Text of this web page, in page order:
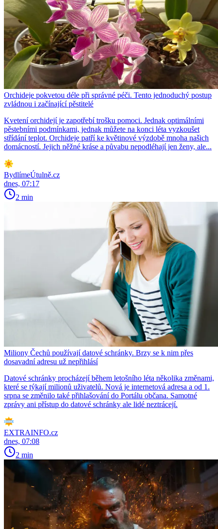
Orchideje pokvetou déle při správné péči. Tento jednoduchý postup
zvládnou i začínající pěstitelé
Kvetení orchidejí je zapotřebí trošku pomoci. Jednak optimálními
pěstebními podmínkami, jednak můžete na konci léta vyzkoušet
střídání teplot. Orchideje patří ke květinové výzdobě mnoha našich
domácností. Jejich něžné kráse a půvabu nepodléhají jen ženy, ale...
BydlímeÚtulně.cz
dnes, 07:17
2 min
Miliony Čechů používají datové schránky. Brzy se k nim přes
dosavadní adresu už nepřihlásí
Datové schránky procházejí během letošního léta několika změnami,
které se týkají milionů uživatelů. Nová je internetová adresa a od 1.
srpna se změnilo také přihlašování do Portálu občana. Samotné
zprávy ani přístup do datové schránky ale lidé neztrácejí.
EXTRAINFO.cz
dnes, 07:08
2 min